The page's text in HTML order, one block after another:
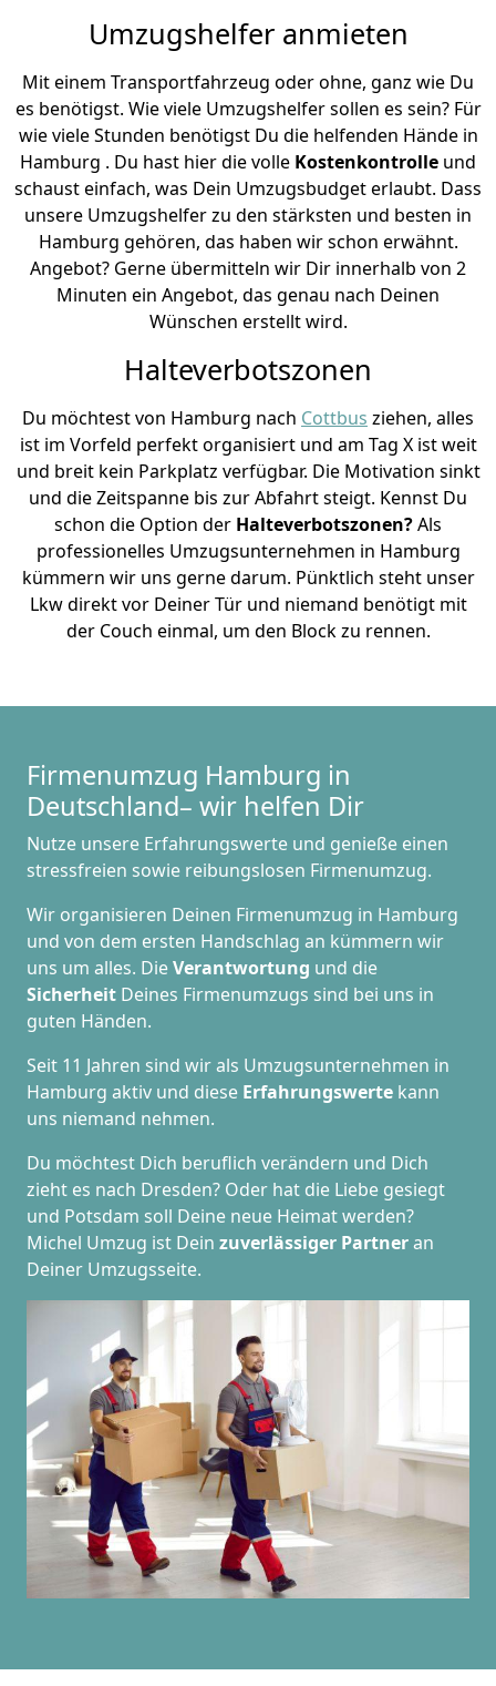
Umzugshelfer anmieten
Mit einem Transportfahrzeug oder ohne, ganz wie Du
es benötigst. Wie viele Umzugshelfer sollen es sein? Für
wie viele Stunden benötigst Du die helfenden Hände in
Hamburg . Du hast hier die volle Kostenkontrolle und
schaust einfach, was Dein Umzugsbudget erlaubt. Dass
unsere Umzugshelfer zu den stärksten und besten in
Hamburg gehören, das haben wir schon erwähnt.
Angebot? Gerne übermitteln wir Dir innerhalb von 2
Minuten ein Angebot, das genau nach Deinen
Wünschen erstellt wird.
Halteverbotszonen
Du möchtest von Hamburg nach Cottbus ziehen, alles
ist im Vorfeld perfekt organisiert und am Tag X ist weit
und breit kein Parkplatz verfügbar. Die Motivation sinkt
und die Zeitspanne bis zur Abfahrt steigt. Kennst Du
schon die Option der Halteverbotszonen?Als
professionelles Umzugsunternehmen in Hamburg
kümmern wir uns gerne darum. Pünktlich steht unser
Lkw direkt vor Deiner Tür und niemand benötigt mit
der Couch einmal, um den Block zu rennen.
Firmenumzug Hamburg in
Deutschland– wir helfen Dir
Nutze unsere Erfahrungswerte und genieße einen
stressfreien sowie reibungslosen Firmenumzug.
Wir organisieren Deinen Firmenumzug in Hamburg
und von dem ersten Handschlag an kümmern wir
uns um alles. DieVerantwortung und die
Sicherheit Deines Firmenumzugs sind bei uns in
guten Händen.
Seit 11 Jahren sind wir als Umzugsunternehmen in
Hamburg aktiv und diese Erfahrungswerte kann
uns niemand nehmen.
Du möchtest Dich beruflich verändern und Dich
zieht es nach Dresden? Oder hat die Liebe gesiegt
und Potsdam soll Deine neue Heimat werden?
Michel Umzug ist Dein zuverlässiger Partneran
Deiner Umzugsseite.